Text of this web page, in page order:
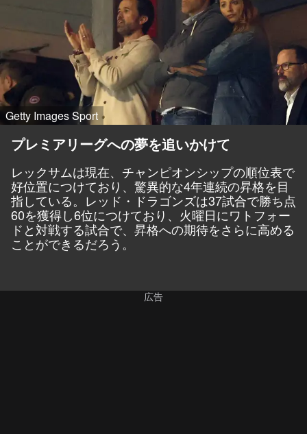
Getty Images Sport
プレミアリーグへの夢を追いかけて
レックサムは現在、チャンピオンシップの順位表で
好位置につけており、驚異的な4年連続の昇格を目
指している。レッド・ドラゴンズは37試合で勝ち点
60を獲得し6位につけており、火曜日にワトフォー
ドと対戦する試合で、昇格への期待をさらに高める
ことができるだろう。